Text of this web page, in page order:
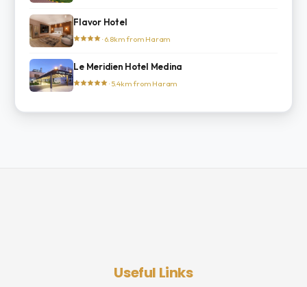
Flavor Hotel
· 6.8km from Haram
Le Meridien Hotel Medina
· 5.4km from Haram
Useful Links